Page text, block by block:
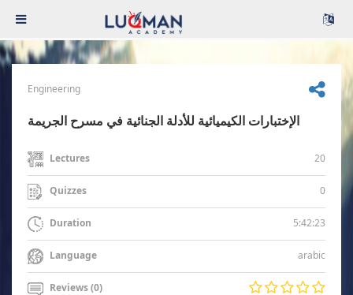
Engineering
الإختبارات الكيميائية للأدلة الجنائية في مسرح الجريمة
Lectures 20
Quizzes 0
Duration 5:42:23
Language arabic
Reviews (0)